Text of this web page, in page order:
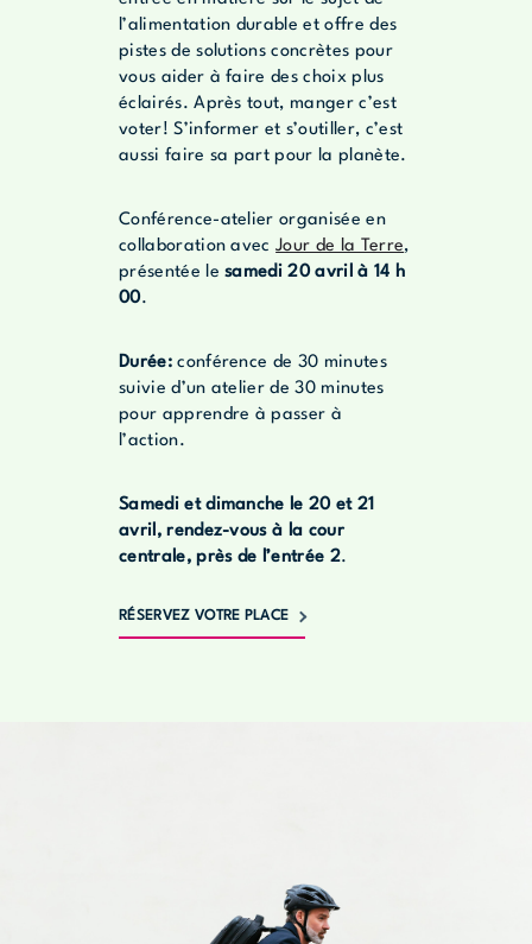
l’alimentation durable et offre des
pistes de solutions concrètes pour
vous aider à faire des choix plus
éclairés. Après tout, manger c’est
voter! S’informer et s’outiller, c’est
aussi faire sa part pour la planète.
Conférence-atelier organisée en
collaboration avec Jour de la Terre,
présentée lesamedi 20 avril à 14 h
00.
Durée:conférence de 30 minutes
suivie d’un atelier de 30 minutes
pour apprendre à passer à
l’action.
Samedi et dimanche le 20 et 21
avril, rendez-vous à la cour
centrale, près de l’entrée 2.
RÉSERVEZ VOTRE PLACE